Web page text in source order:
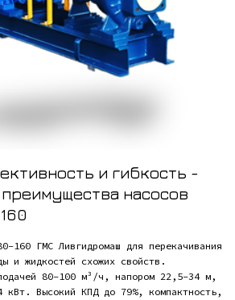
и гибкость -
насосов
160 ГМС Ливгидромаш для перекачивания
и жидкостей схожих свойств.
80-100 м³/ч, напором 22,5-34 м,
кВт. Высокий КПД до 79%, компактность,